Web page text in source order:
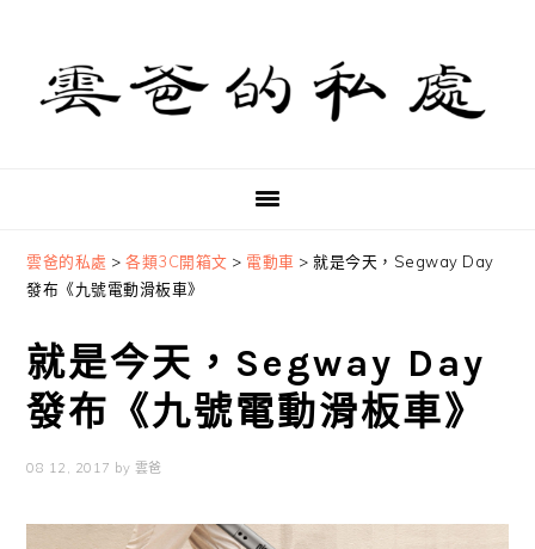
primary
navigation
content
primary
sidebar
雲爸的私處 >各類3C開箱文 > 電動車 >就是今天，Segway Day
發布《九號電動滑板車》
就是今天，Segway Day
發布《九號電動滑板車》
08 12, 2017 by 雲爸